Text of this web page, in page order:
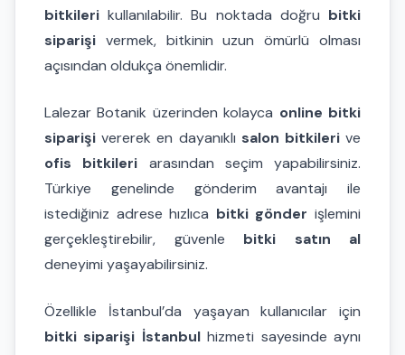
bitkileri kullanılabilir. Bu noktada doğru bitki
siparişi vermek, bitkinin uzun ömürlü olması
açısından oldukça önemlidir.
Lalezar Botanik üzerinden kolayca online bitki
siparişi vererek en dayanıklı salon bitkilerive
ofis bitkileri arasından seçim yapabilirsiniz.
Türkiye genelinde gönderim avantajı ile
istediğiniz adrese hızlıca bitki gönder işlemini
gerçekleştirebilir, güvenle bitki satın al
deneyimi yaşayabilirsiniz.
Özellikle İstanbul’da yaşayan kullanıcılar için
bitki siparişi İstanbulhizmeti sayesinde aynı